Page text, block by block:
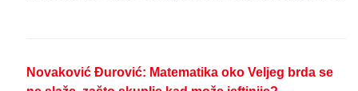
Novaković Đurović: Matematika oko Veljeg brda se